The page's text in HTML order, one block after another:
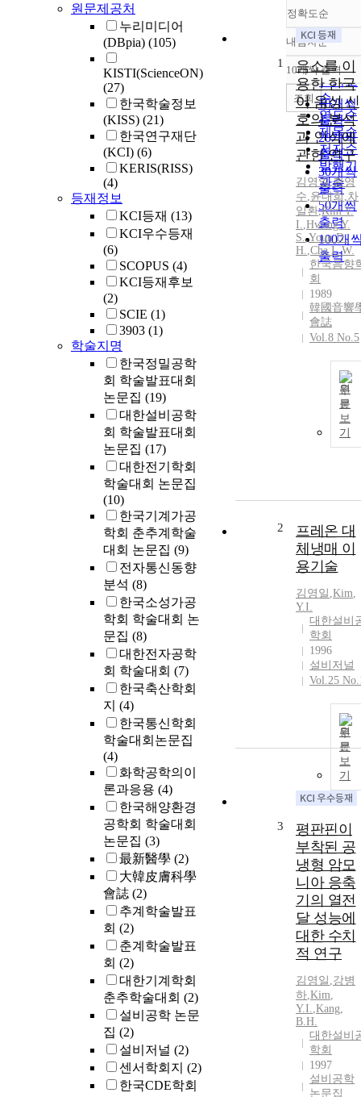
원문제공처
누리미디어
(DBpia) (105)
KISTI(ScienceON)
(27)
한국학술정보
(KISS) (21)
한국연구재단
(KCI) (6)
KERIS(RISS)
(4)
등재정보
KCI등재 (13)
KCI우수등재
(6)
SCOPUS (4)
KCI등재후보
(2)
SCIE (1)
3903 (1)
학술지명
한국정밀공학
회 학술발표대회
논문집 (19)
대한설비공학
회 학술발표대회
논문집 (17)
대한전기학회
학술대회 논문집
(10)
한국기계가공
학회 춘추계학술
대회 논문집 (9)
전자통신동향
분석 (8)
한국소성가공
학회 학술대회 논
문집 (8)
대한전자공학
회 학술대회 (7)
한국축산학회
지 (4)
한국통신학회
학술대회논문집
(4)
화학공학의이
론과응용 (4)
한국해양환경
공학회 학술대회
논문집 (3)
最新醫學 (2)
大韓皮膚科學
會誌 (2)
추계학술발표
회 (2)
춘계학술발표
회 (2)
대한기계학회
춘추학술대회 (2)
설비공학 논문
집 (2)
설비저널 (2)
센서학회지 (2)
한국CDE학회
정확도순
정확도
순
인기도
순
연도순
제목순
저자순
발행기
관순
내림차순
내림차
10개씩 출력
10개씩
출력
20개씩
출력
30개씩
출력
50개씩
출력
100개
출력
조회
1
음소를 이
용한 한국
어 음성 신
호의 분석
과 인식에
관한 연구
김영일,황영
수,윤대희,차
일환,Kim Y.
I.,HwangY.
S.,Youn D.
H.,ChaI.W.
한국음향
회
1989
韓國音響
會誌
Vol.8 No.5
원
문
보
기
2
프레온 대
체냉매 이
용기술
김영일 ,Kim,
Y.I.
대한설비
학회
1996
설비저널
Vol.25
원
문
보
기
3
평판핀이
부착된 공
냉형 암모
니아 응축
기의 열전
달 성능에
대한 수치
적 연구
김영일 ,강병
하,Kim,
Y.I.,Kang,
B.H.
대한설비
학회
1997
설비공학
논문집